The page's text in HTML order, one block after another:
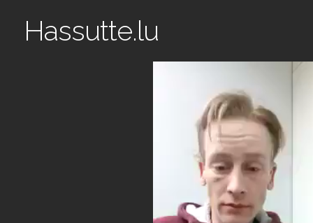
Hassutte.lu